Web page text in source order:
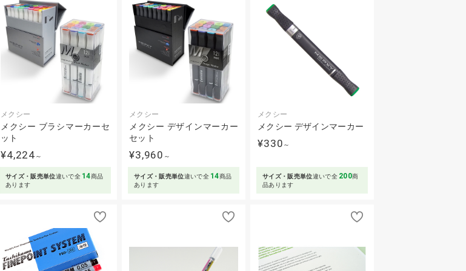
メクシー
メクシー ブラシマーカーセ
ット
¥4,224 ～
サイズ・販売単位違いで全 14商品
あります
メクシー
メクシー デザインマーカー
セット
¥3,960 ～
サイズ・販売単位違いで全 14商品
あります
メクシー
メクシー デザインマーカー
¥330 ～
サイズ・販売単位違いで全 200商
品あります